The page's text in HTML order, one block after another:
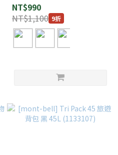
NT$990
NT$1,100 9折